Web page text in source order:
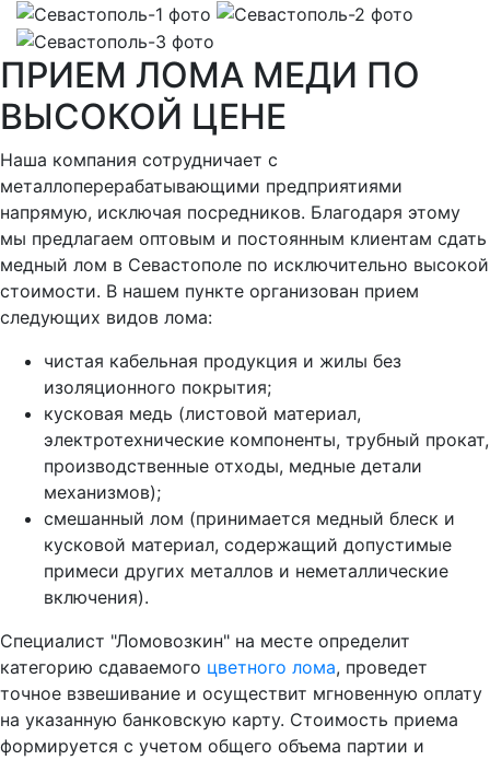
ПРИЕМ ЛОМА МЕДИ ПО
ВЫСОКОЙ ЦЕНЕ
Наша компания сотрудничает с
металлоперерабатывающими предприятиями
напрямую, исключая посредников. Благодаря этому
мы предлагаем оптовым и постоянным клиентам сдать
медный лом в Севастополе по исключительно высокой
стоимости. В нашем пункте организован прием
следующих видов лома:
чистая кабельная продукция и жилы без
изоляционного покрытия;
кусковая медь (листовой материал,
электротехнические компоненты, трубный прокат,
производственные отходы, медные детали
механизмов);
смешанный лом (принимается медный блеск и
кусковой материал, содержащий допустимые
примеси других металлов и неметаллические
включения).
Специалист "Ломовозкин" на месте определит
категорию сдаваемого цветного лома, проведет
точное взвешивание и осуществит мгновенную оплату
на указанную банковскую карту. Стоимость приема
формируется с учетом общего объема партии и